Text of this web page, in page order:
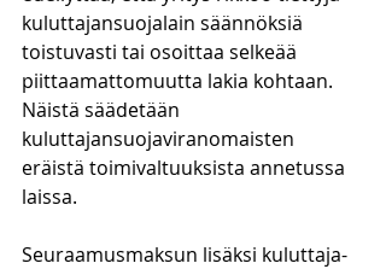
kuluttajansuojalain säännöksiä
toistuvasti tai osoittaa selkeää
piittaamattomuutta lakia kohtaan.
Näistä säädetään
kuluttajansuojaviranomaisten
eräistä toimivaltuuksista annetussa
laissa.
Seuraamusmaksun lisäksi kuluttaja-